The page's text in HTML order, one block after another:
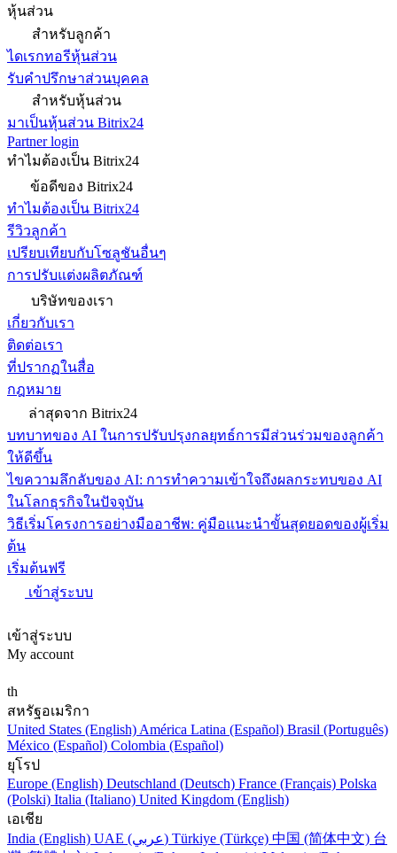
หุ้นส่วน
สำหรับลูกค้า
ไดเรกทอรีหุ้นส่วน
รับคำปรึกษาส่วนบุคคล
สำหรับหุ้นส่วน
มาเป็นหุ้นส่วน Bitrix24
Partner login
ทำไมต้องเป็น Bitrix24
ข้อดีของ Bitrix24
ทำไมต้องเป็น Bitrix24
รีวิวลูกค้า
เปรียบเทียบกับโซลูชันอื่นๆ
การปรับแต่งผลิตภัณฑ์
บริษัทของเรา
เกี่ยวกับเรา
ติดต่อเรา
ที่ปรากฏในสื่อ
กฎหมาย
ล่าสุดจาก Bitrix24
บทบาทของ AI ในการปรับปรุงกลยุทธ์การมีส่วนร่วมของลูกค้า
ให้ดีขึ้น
ไขความลึกลับของ AI: การทำความเข้าใจถึงผลกระทบของ AI
ในโลกธุรกิจในปัจจุบัน
วิธีเริ่มโครงการอย่างมืออาชีพ: คู่มือแนะนำขั้นสุดยอดของผู้เริ่ม
ต้น
เริ่มต้นฟรี
เข้าสู่ระบบ
เข้าสู่ระบบ
My account
th
สหรัฐอเมริกา
United States (English) América Latina (Español) Brasil (Português)
México (Español) Colombia (Español)
ยุโรป
Europe (English) Deutschland (Deutsch) France (Français) Polska
(Polski) Italia (Italiano) United Kingdom (English)
เอเชีย
India (English)
UAE (عربي) Türkiye (Türkçe) 中国 (简体中文) 台